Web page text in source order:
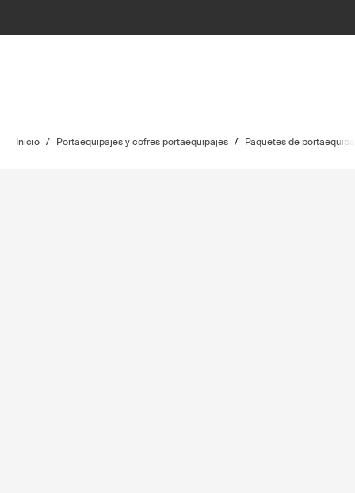
Inicio / Portaequipajes y cofres portaequipajes / Paquetes de